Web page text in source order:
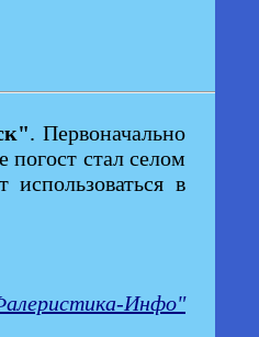
. Первоначально
стал селом
в
Инфо"